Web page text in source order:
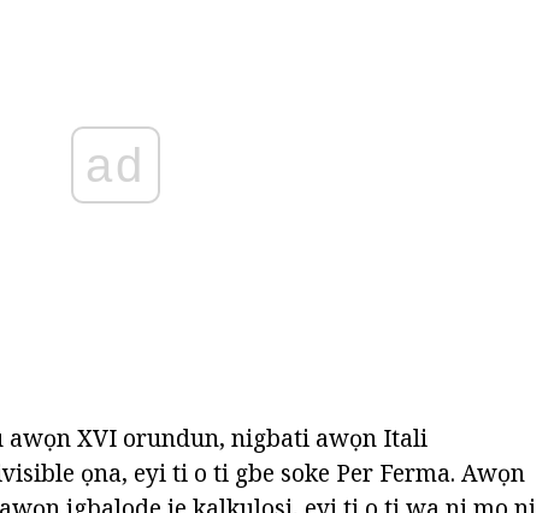
ad
XVI orundun, nigbati awọn Itali
ọna, eyi ti o ti gbe soke Per Ferma. Awọn